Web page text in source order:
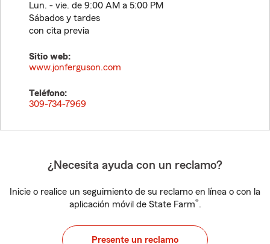
Lun. - vie. de 9:00 AM a 5:00 PM
Sábados y tardes
con cita previa
Sitio web:
www.jonferguson.com
Teléfono:
309-734-7969
¿Necesita ayuda con un reclamo?
Inicie o realice un seguimiento de su reclamo en línea o con la
aplicación móvil de State Farm®.
Presente un reclamo